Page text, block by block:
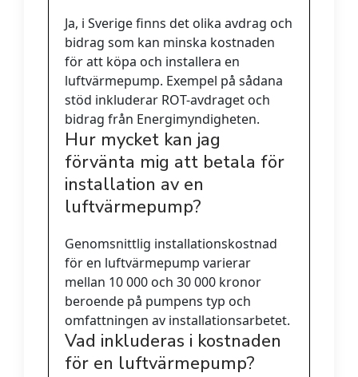
Ja, i Sverige finns det olika avdrag och
bidrag som kan minska kostnaden
för att köpa och installera en
luftvärmepump. Exempel på sådana
stöd inkluderar ROT-avdraget och
bidrag från Energimyndigheten.
Hur mycket kan jag
förvänta mig att betala för
installation av en
luftvärmepump?
Genomsnittlig installationskostnad
för en luftvärmepump varierar
mellan 10 000 och 30 000 kronor
beroende på pumpens typ och
omfattningen av installationsarbetet.
Vad inkluderas i kostnaden
för en luftvärmepump?